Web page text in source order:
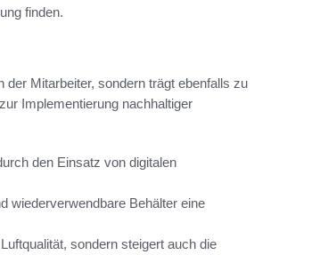
finden.
der Mitarbeiter, sondern trägt ebenfalls zu
Implementierung nachhaltiger
den Einsatz von digitalen
wiederverwendbare Behälter eine
sondern steigert auch die